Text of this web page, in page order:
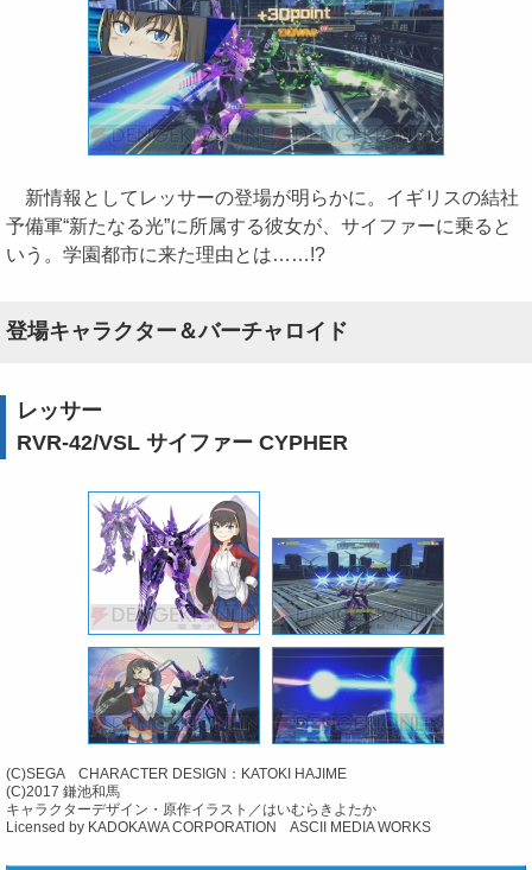
新情報としてレッサーの登場が明らかに。イギリスの結社
予備軍“新たなる光”に所属する彼女が、サイファーに乗ると
いう。学園都市に来た理由とは……!?
登場キャラクター＆バーチャロイド
レッサー
RVR-42/VSL サイファー CYPHER
(C)SEGA CHARACTER DESIGN：KATOKI HAJIME
(C)2017 鎌池和馬
キャラクターデザイン・原作イラスト／はいむらきよたか
Licensed by KADOKAWA CORPORATION ASCII MEDIA WORKS